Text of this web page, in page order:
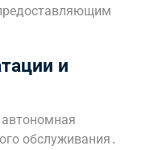
и
обслуживания․